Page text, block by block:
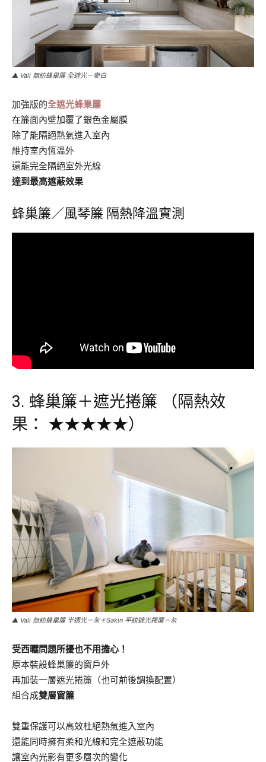
▲ Vali 無紡蜂巢簾 全遮光－麥白
加強版的全遮光蜂巢簾
在簾面內壁加覆了銀色金屬膜
除了能隔絕熱氣進入室內
維持室內恆溫外
還能完全隔絕室外光線
達到最高遮蔽效果
蜂巢簾／風琴簾 隔熱降溫實測
3. 蜂巢簾＋遮光捲簾 （隔熱效
果： ★★★★★）
▲ Vali 無紡蜂巢簾 半透光－灰＋Sakin 平紋遮光捲簾－灰
受西曬問題所擾也不用擔心！
原本裝設蜂巢簾的窗戶外
再加裝一層遮光捲簾（也可前後調換配置）
組合成雙層窗簾
雙重保護可以高效杜絕熱氣進入室內
還能同時擁有柔和光線和完全遮蔽功能
讓室內光影有更多層次的變化